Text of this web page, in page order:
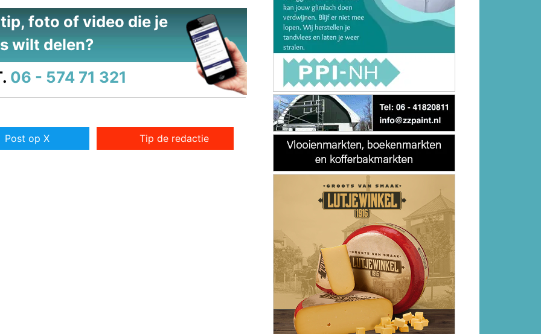
foto of video die je
wilt delen?
06 - 574 71 321
Post op X Tip de redactie